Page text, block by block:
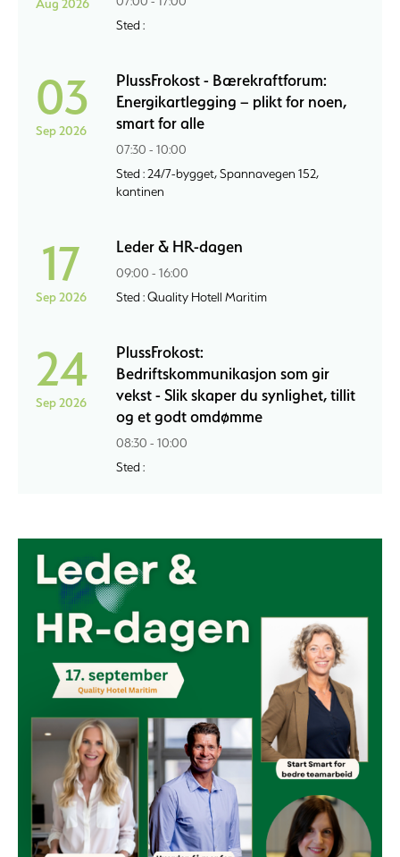
Aug 2026
Sted :
03
Sep 2026
PlussFrokost - Bærekraftforum:
Energikartlegging – plikt for noen,
smart for alle
07:30 - 10:00
Sted : 24/7-bygget, Spannavegen 152,
kantinen
17
Sep 2026
Leder & HR-dagen
09:00 - 16:00
Sted : Quality Hotell Maritim
24
Sep 2026
PlussFrokost:
Bedriftskommunikasjon som gir
vekst - Slik skaper du synlighet, tillit
og et godt omdømme
08:30 - 10:00
Sted :